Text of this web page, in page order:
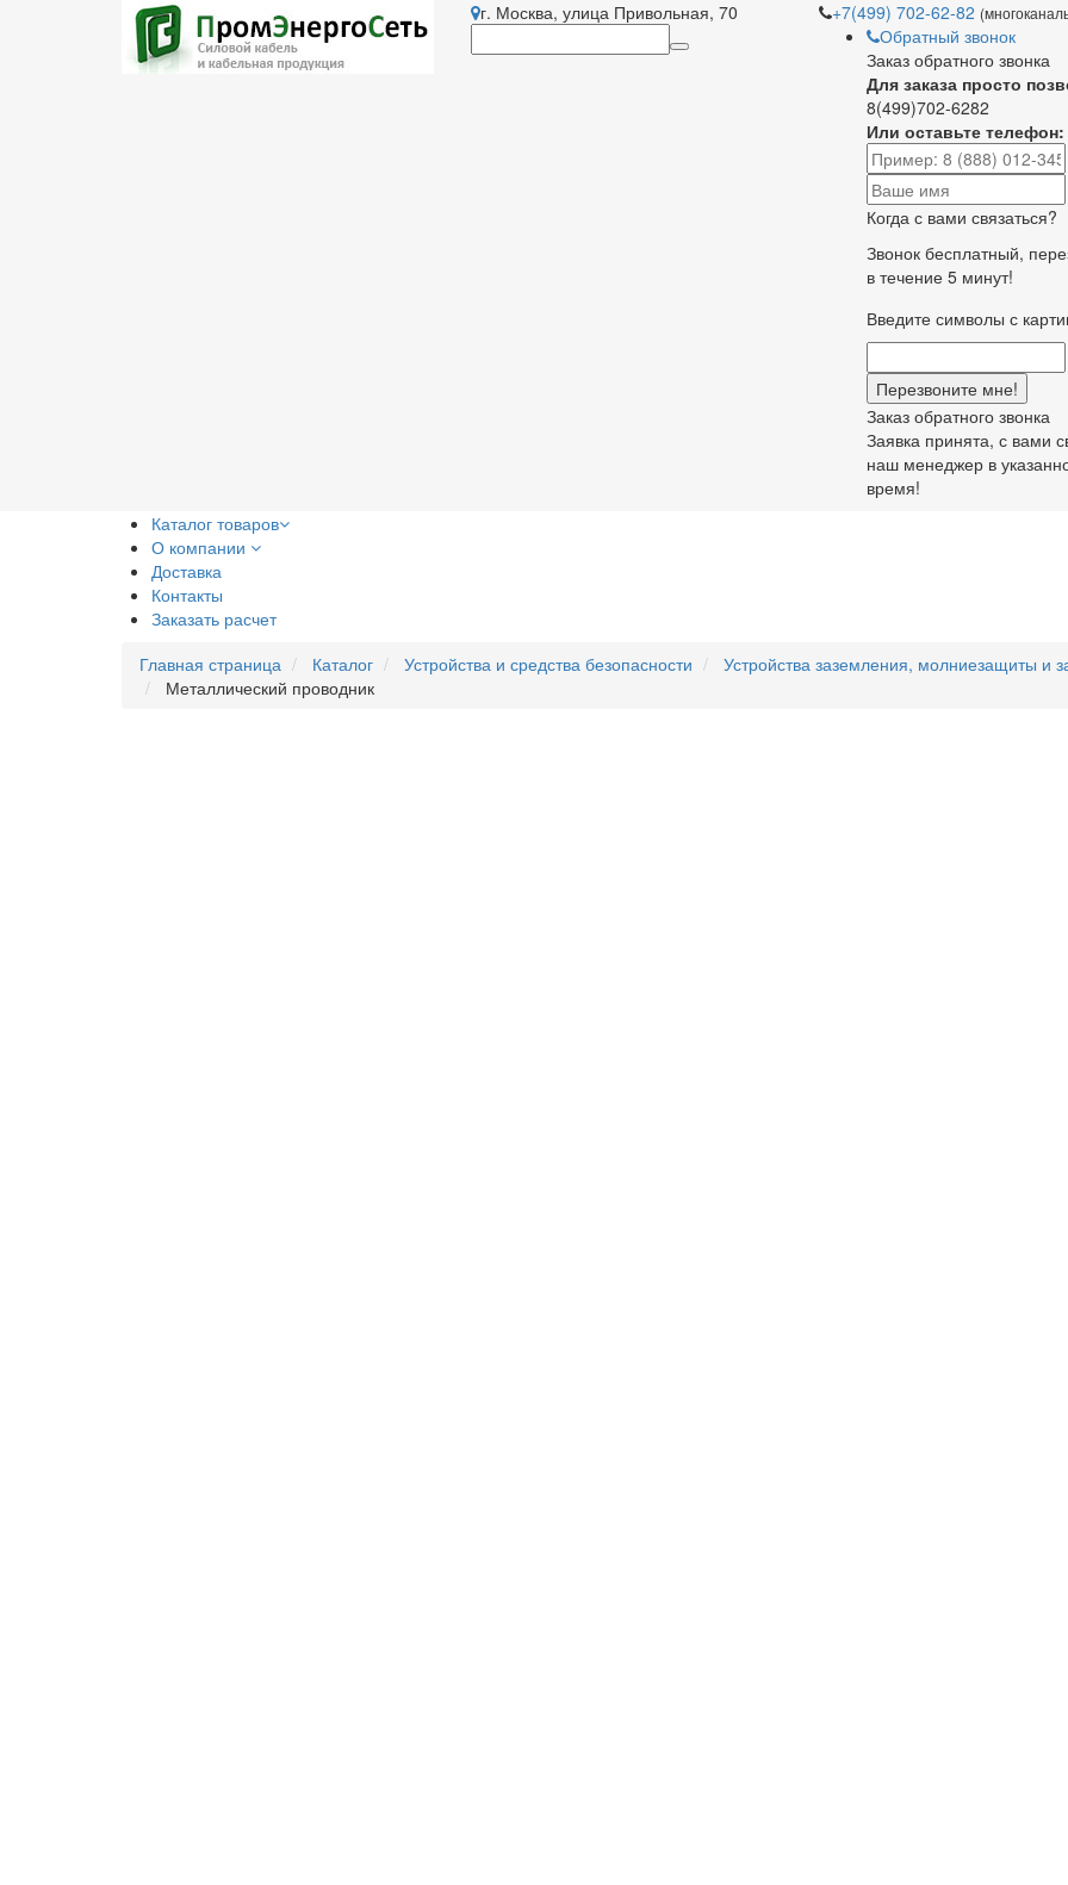
г. Москва, улица Привольная, 70 +7(499) 702-62-82
Обратный звонок
Заказ обратного звонка
Для заказа просто
8(499)702-6282
Или оставьте телефон:
Когда с вами связаться?
Звонок бесплатный,
в течение 5 минут!
Введите символы с
Заказ обратного звонка
Заявка принята, с вами
наш менеджер в
время!
Каталог товаров
О компании
Доставка
Контакты
Заказать расчет
Главная страница
Каталог Устройства и средства безопасности
Устройства заземления, молниезащиты и
Металлический проводник